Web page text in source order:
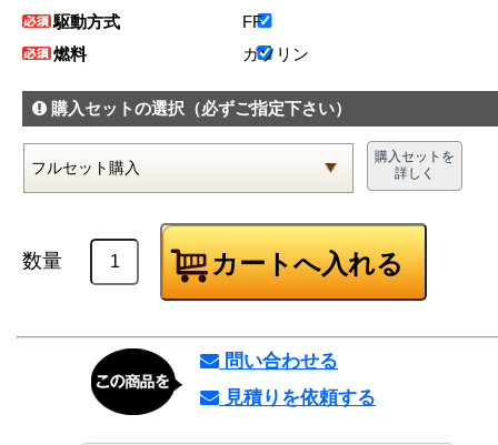
駆動方式
FF
燃料
ガソリン
購入セットの選択 （必ずご指定下さい）
購入セットを
詳しく
数量
問い合わせる
見積りを依頼する